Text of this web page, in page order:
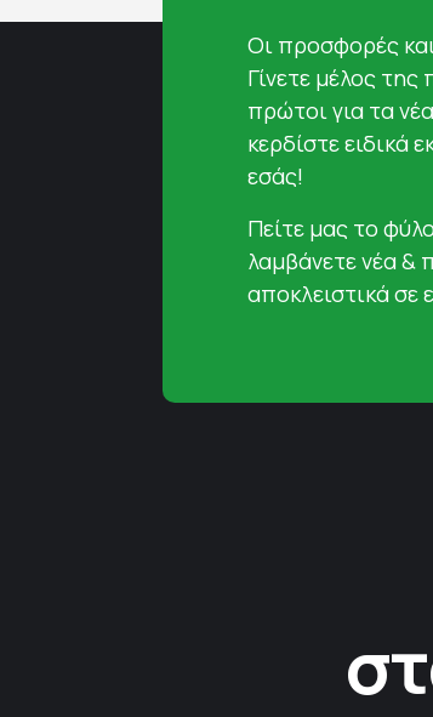
Oι προσφορές
Γίνετε μέλος
πρώτοι για τα
κερδίστε ειδικά
εσάς!
Πείτε μας το
λαμβάνετε νέα &
αποκλειστικά σε